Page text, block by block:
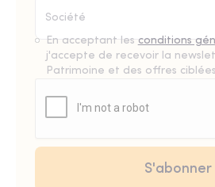
En acceptant les conditions
j'accepte de recevoir la
Patrimoine et des offres